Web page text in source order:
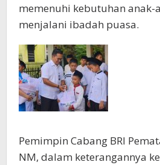
memenuhi kebutuhan anak-
menjalani ibadah puasa.
Pemimpin Cabang BRI
NM, dalam keterangannya